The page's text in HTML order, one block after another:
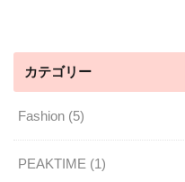
カテゴリー
Fashion (5)
PEAKTIME (1)